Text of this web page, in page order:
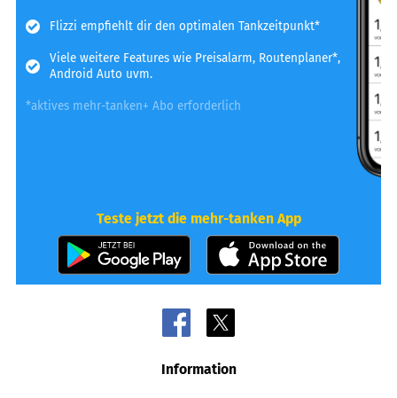
Flizzi empfiehlt dir den optimalen Tankzeitpunkt*
Viele weitere Features wie Preisalarm, Routenplaner*,
Android Auto uvm.
*aktives mehr-tanken+ Abo erforderlich
Teste jetzt die mehr-tanken App
Information